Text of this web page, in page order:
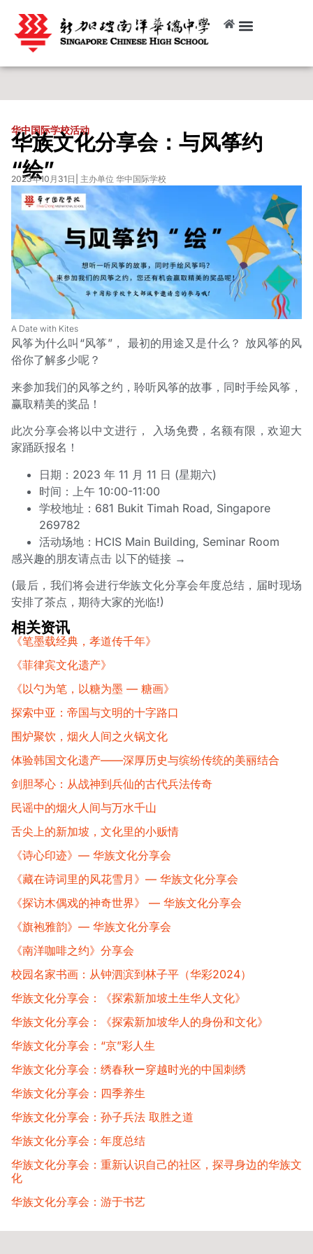
华中国际学校活动
华族文化分享会：与风筝约
“绘”
2023年10月31日 | 主办单位 华中国际学校
A Date with Kites
风筝为什么叫“风筝”， 最初的用途又是什么？ 放风筝的风
俗你了解多少呢？
来参加我们的风筝之约，聆听风筝的故事，同时手绘风筝，
赢取精美的奖品！
此次分享会将以中文进行， 入场免费，名额有限，欢迎大
家踊跃报名！
日期：2023 年 11 月 11 日 (星期六)
时间：上午 10:00-11:00
学校地址：681 Bukit Timah Road, Singapore
269782
活动场地：HCIS Main Building, Seminar Room
感兴趣的朋友请点击 以下的链接 →
(最后，我们将会进行华族文化分享会年度总结，届时现场
安排了茶点，期待大家的光临!)
相关资讯
《笔墨载经典，孝道传千年》
《菲律宾文化遗产》
《以勺为笔，以糖为墨 — 糖画》
探索中亚：帝国与文明的十字路口
围炉聚饮，烟火人间之火锅文化
体验韩国文化遗产——深厚历史与缤纷传统的美丽结合
剑胆琴心：从战神到兵仙的古代兵法传奇
民谣中的烟火人间与万水千山
舌尖上的新加坡，文化里的小贩情
《诗心印迹》— 华族文化分享会
《藏在诗词里的风花雪月》— 华族文化分享会
《探访木偶戏的神奇世界》 — 华族文化分享会
《旗袍雅韵》— 华族文化分享会
《南洋咖啡之约》分享会
校园名家书画：从钟泗滨到林子平（华彩2024）
华族文化分享会：《探索新加坡土生华人文化》
华族文化分享会：《探索新加坡华人的身份和文化》
华族文化分享会：“京”彩人生​
华族文化分享会：绣春秋ー穿越时光的中国刺绣
华族文化分享会：四季养生​
华族文化分享会：孙子兵法 取胜之道
华族文化分享会：年度总结
华族文化分享会：重新认识自己的社区，探寻身边的华族文
化
华族文化分享会：游于书艺